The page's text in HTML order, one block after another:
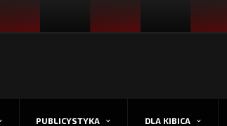
PUBLICYSTYKA DLA KIBICA